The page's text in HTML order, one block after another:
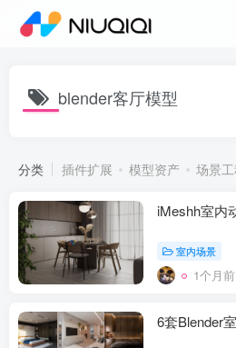
blender客厅模型
分类 插件扩展 模型资产 场景
iMeshh室内
室内场景
1个月前
6套Blender